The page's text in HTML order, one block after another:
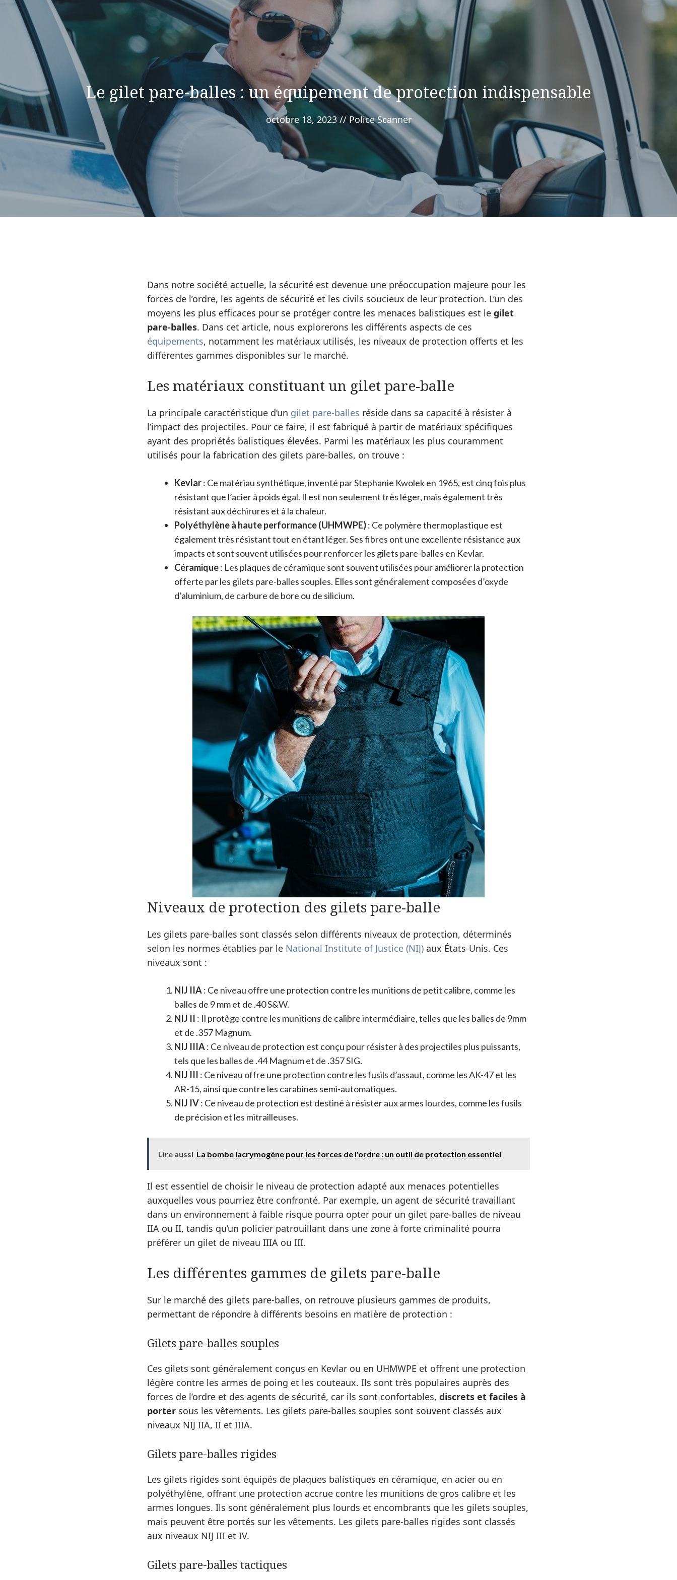
Le gilet pare-balles : un équipement de protection indispensable
octobre 18, 2023 // Police Scanner
Dans notre société actuelle, la sécurité est devenue une préoccupation majeure pour les
forces de l’ordre, les agents de sécurité et les civils soucieux de leur protection. L’un des
moyens les plus efficaces pour se protéger contre les menaces balistiques est le gilet
pare-balles. Dans cet article, nous explorerons les différents aspects de ces
équipements, notamment les matériaux utilisés, les niveaux de protection offerts et les
différentes gammes disponibles sur le marché.
Les matériaux constituant un gilet pare-balle
La principale caractéristique d’un gilet pare-balles réside dans sa capacité à résister à
l’impact des projectiles. Pour ce faire, il est fabriqué à partir de matériaux spécifiques
ayant des propriétés balistiques élevées. Parmi les matériaux les plus couramment
utilisés pour la fabrication des gilets pare-balles, on trouve :
Kevlar: Ce matériau synthétique, inventé par Stephanie Kwolek en 1965, est cinq fois plus
résistant que l’acier à poids égal. Il est non seulement très léger, mais également très
résistant aux déchirures et à la chaleur.
Polyéthylène à haute performance (UHMWPE): Ce polymère thermoplastique est
également très résistant tout en étant léger. Ses fibres ont une excellente résistance aux
impacts et sont souvent utilisées pour renforcer les gilets pare-balles en Kevlar.
Céramique: Les plaques de céramique sont souvent utilisées pour améliorer la protection
offerte par les gilets pare-balles souples. Elles sont généralement composées d’oxyde
d’aluminium, de carbure de bore ou de silicium.
Niveaux de protection des gilets pare-balle
Les gilets pare-balles sont classés selon différents niveaux de protection, déterminés
selon les normes établies par le National Institute of Justice (NIJ) aux États-Unis. Ces
niveaux sont :
NIJ IIA: Ce niveau offre une protection contre les munitions de petit calibre, comme les
balles de 9 mm et de .40 S&W.
NIJ II : Il protège contre les munitions de calibre intermédiaire, telles que les balles de 9mm
et de .357 Magnum.
NIJ IIIA: Ce niveau de protection est conçu pour résister à des projectiles plus puissants,
tels que les balles de .44 Magnum et de .357 SIG.
NIJ III : Ce niveau offre une protection contre les fusils d’assaut, comme les AK-47 et les
AR-15, ainsi que contre les carabines semi-automatiques.
NIJ IV: Ce niveau de protection est destiné à résister aux armes lourdes, comme les fusils
de précision et les mitrailleuses.
Lire aussi La bombe lacrymogène pour les forces de l'ordre : un outil de protection essentiel
Il est essentiel de choisir le niveau de protection adapté aux menaces potentielles
auxquelles vous pourriez être confronté. Par exemple, un agent de sécurité travaillant
dans un environnement à faible risque pourra opter pour un gilet pare-balles de niveau
IIA ou II, tandis qu’un policier patrouillant dans une zone à forte criminalité pourra
préférer un gilet de niveau IIIA ou III.
Les différentes gammes de gilets pare-balle
Sur le marché des gilets pare-balles, on retrouve plusieurs gammes de produits,
permettant de répondre à différents besoins en matière de protection :
Gilets pare-balles souples
Ces gilets sont généralement conçus en Kevlar ou en UHMWPE et offrent une protection
légère contre les armes de poing et les couteaux. Ils sont très populaires auprès des
forces de l’ordre et des agents de sécurité, car ils sont confortables, discrets et faciles à
porter sous les vêtements. Les gilets pare-balles souples sont souvent classés aux
niveaux NIJ IIA, II et IIIA.
Gilets pare-balles rigides
Les gilets rigides sont équipés de plaques balistiques en céramique, en acier ou en
polyéthylène, offrant une protection accrue contre les munitions de gros calibre et les
armes longues. Ils sont généralement plus lourds et encombrants que les gilets souples,
mais peuvent être portés sur les vêtements. Les gilets pare-balles rigides sont classés
aux niveaux NIJ III et IV.
Gilets pare-balles tactiques